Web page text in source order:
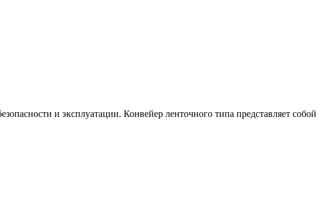
и эксплуатации. Конвейер ленточного типа представляет собой